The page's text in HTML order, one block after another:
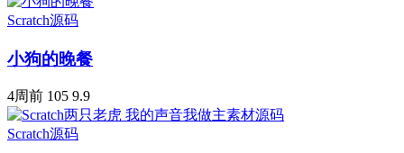
Scratch源码
小狗的晚餐
4周前 105 9.9
Scratch源码